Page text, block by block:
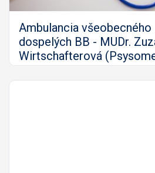
Ambulancia všeobecného
dospelých BB - MUDr.
Wirtschafterová